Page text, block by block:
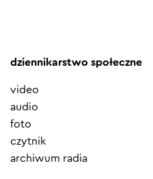
dziennikarstwo społeczne
video
audio
foto
czytnik
archiwum radia